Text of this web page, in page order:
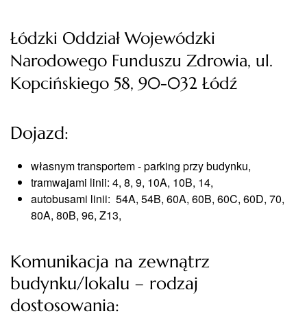
Łódzki Oddział Wojewódzki
Narodowego Funduszu Zdrowia, ul.
Kopcińskiego 58, 90-032 Łódź
Dojazd:
własnym transportem - parking przy budynku,
tramwajami linii: 4, 8, 9, 10A, 10B, 14,
autobusami linii: 54A, 54B, 60A, 60B, 60C, 60D, 70,
80A, 80B, 96, Z13,
Komunikacja na zewnątrz
budynku/lokalu – rodzaj
dostosowania: